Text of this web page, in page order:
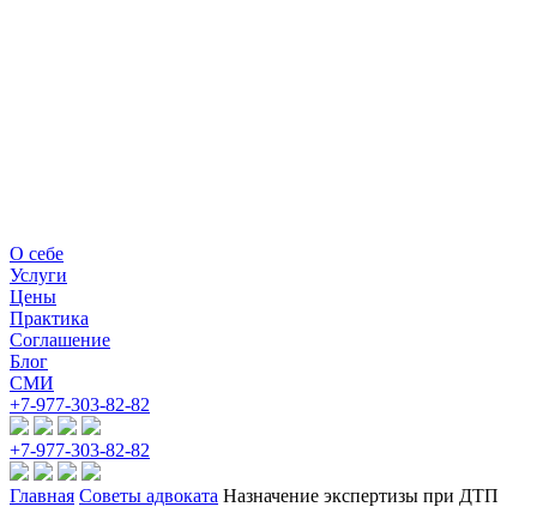
О себе
Услуги
Цены
Практика
Соглашение
Блог
СМИ
+7-977-303-82-82
+7-977-303-82-82
Главная Советы адвоката Назначение экспертизы при ДТП